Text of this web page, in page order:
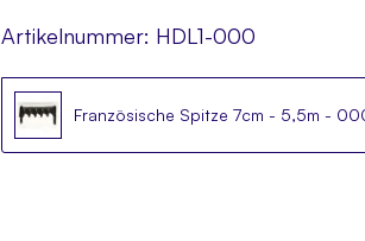
Artikelnummer: HDL1-000
Französische Spitze 7cm - 5,5m -